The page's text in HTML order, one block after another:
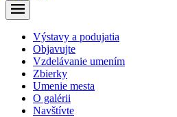
Výstavy a podujatia
Objavujte
Vzdelávanie umením
Zbierky
Umenie mesta
O galérii
Navštívte